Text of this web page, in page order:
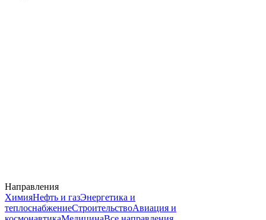
Направления
ХимияНефть и газЭнергетика и
теплоснабжениеСтроительствоАвиация и